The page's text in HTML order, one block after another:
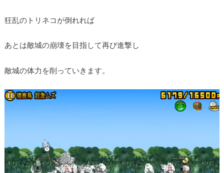
狂乱のトリネコが倒れれば
あとは敵城の崩壊を目指して再び進撃し
敵城の体力を削っていきます。